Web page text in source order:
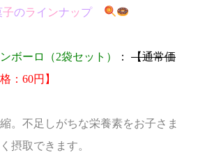
子のライ ンナ ッ プ
ボーロ（2袋セット） ： 【通常価
：60円】
。不足しがちな栄養素をお子さま
摂取できます。